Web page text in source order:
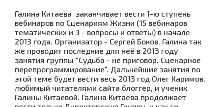
Галина Китаева заканчивает вести 1-ю ступень
вебинаров по Сценариям Жизни (15 вебинаров
тематических и 3 - вопросы и ответы) в начале
2013 года. Организатор - Сергей Боков. Галина так
же проводит последние для неё в 2013 году
занятия группы "Судьба - не приговор. Сценарное
перепрограммирование". Дальнейшие занятия по
этой теме будет вести весь 2013 год Олег Каримов,
любимый читателями сайта блоггер, и ученик
Галины Китаевой. Галина Китаева продолжает